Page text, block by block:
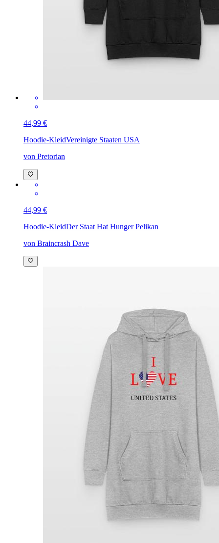
44,99 €
Hoodie-KleidVereinigte Staaten USA
von Pretorian
44,99 €
Hoodie-KleidDer Staat Hat Hunger Pelikan
von Braincrash Dave